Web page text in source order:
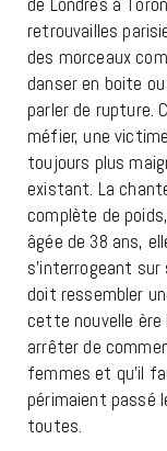
retrouvailles
des morceaux
danser en boite
parler de rupture.
méfier, une
toujours plus
existant. La
complète de
âgée de 38 ans,
s’interrogeant
doit ressembler
cette nouvelle
arrêter de
femmes et qu’il
périmaient passé
toutes.